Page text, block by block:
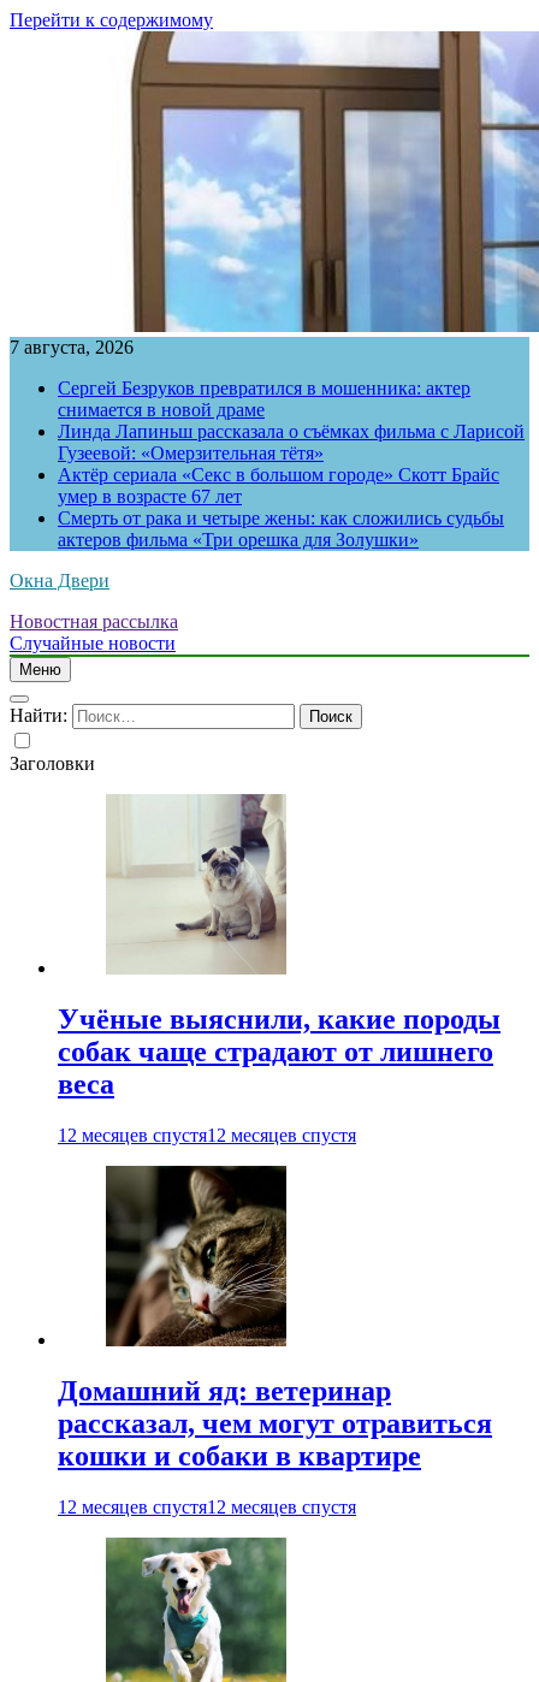
Перейти к содержимому
7 августа, 2026
Сергей Безруков превратился в мошенника: актер
снимается в новой драме
Линда Лапиньш рассказала о съёмках фильма с Ларисой
Гузеевой: «Омерзительная тётя»
Актёр сериала «Секс в большом городе» Скотт Брайс
умер в возрасте 67 лет
Смерть от рака и четыре жены: как сложились судьбы
актеров фильма «Три орешка для Золушки»
Окна Двери
Новостная рассылка
Случайные новости
Меню
Найти:
Заголовки
Учёные выяснили, какие породы
собак чаще страдают от лишнего
веса
12 месяцев спустя12 месяцев спустя
Домашний яд: ветеринар
рассказал, чем могут отравиться
кошки и собаки в квартире
12 месяцев спустя12 месяцев спустя